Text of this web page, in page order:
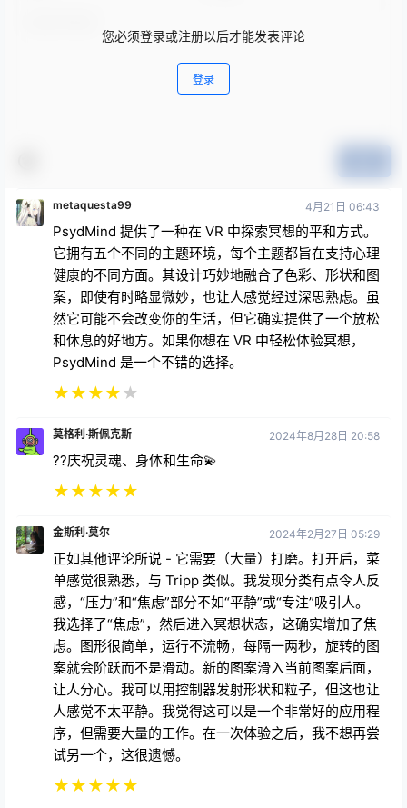
登录
PsydMind 提供了一种在 VR 中探索冥想的平和方式。
它拥有五个不同的主题环境，每个主题都旨在支持心理
健康的不同方面。其设计巧妙地融合了色彩、形状和图
案，即使有时略显微妙，也让人感觉经过深思熟虑。虽
然它可能不会改变你的生活，但它确实提供了一个放松
和休息的好地方。如果你想在 VR 中轻松体验冥想，
PsydMind 是一个不错的选择。
★★★★★
莫格利·斯佩克斯
金斯利·莫尔
单感觉很熟悉，与 Tripp 类似。我发现分类有点令人反
感，“压力”和“焦虑”部分不如“平静”或“专注”吸引人。
我选择了“焦虑”，然后进入冥想状态，这确实增加了焦
虑。图形很简单，运行不流畅，每隔一两秒，旋转的图
案就会阶跃而不是滑动。新的图案滑入当前图案后面，
让人分心。我可以用控制器发射形状和粒子，但这也让
人感觉不太平静。我觉得这可以是一个非常好的应用程
序，但需要大量的工作。在一次体验之后，我不想再尝
试另一个，这很遗憾。
★★★★★
福宾计划